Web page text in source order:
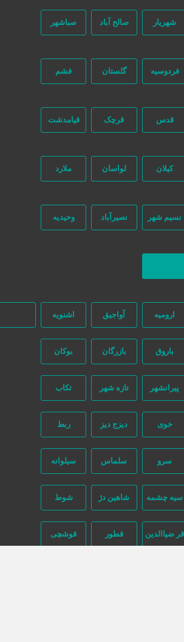
شهریار صالح آباد صباشهر
فردوسیه گلستان فشم
قدس قرچک قیامدشت
کیلان لواسان ملارد
نسیم شهر نصیرآباد وحیدیه
ارومیه آواجیق اشنویه
باروق بازرگان بوکان
پیرانشهر تازه شهر تکاب
خوی دیزج دیز ربط
سرو سلماس سیلوانه
سیه چشمه شاهین دژ شوط
قر ضیاالدین قطور قوشچی
در این میان وجود ندارد، پس دقت